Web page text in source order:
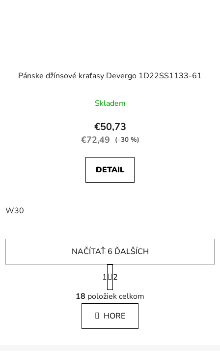
Pánske džínsové kraťasy Devergo 1D22SS1133-61
Skladem
€50,73
€72,49 (–30 %)
DETAIL
W30
O
v
l
á
d
NAČÍTAŤ 6 ĎALŠÍCH
S
t
r
á
n
k
1
2
18 položiek celkom
HORE